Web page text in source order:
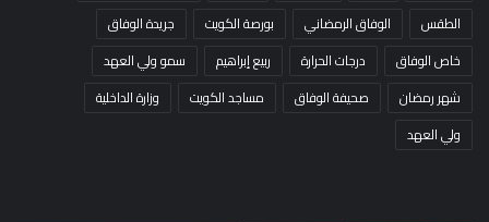
الطقس
الوفاق الرمضاني بورصة الكويت
جريدة الوفاق
خاص الوفاق
درجات الحرارة ربيع إبراهيم
سمو ولي العهد
شهر رمضان
صحيفة الوفاق مساجد الكويت
وزارة الداخلية
ولي العهد